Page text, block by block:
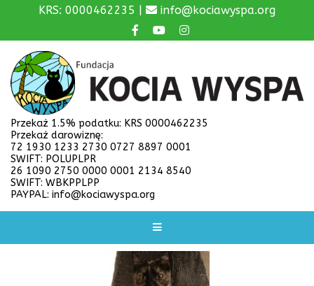
KRS: 0000462235 | info@kociawyspa.org
Przekaż 1.5% podatku: KRS 0000462235
Przekaż darowiznę:
72 1930 1233 2730 0727 8897 0001
SWIFT: POLUPLPR
26 1090 2750 0000 0001 2134 8540
SWIFT: WBKPPLPP
PAYPAL: info@kociawyspa.org